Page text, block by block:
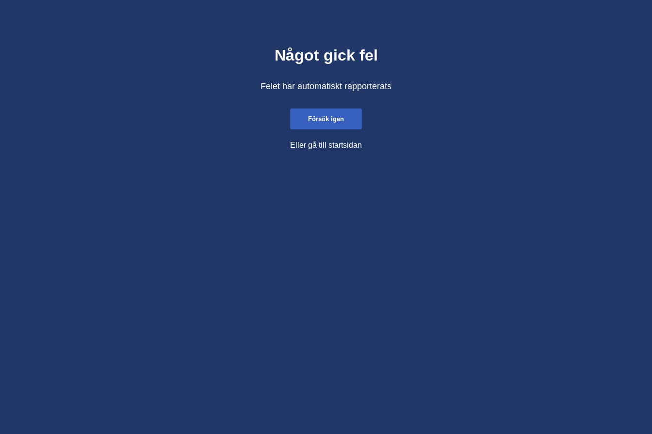
Något gick fel
Felet har automatiskt rapporterats
Försök igen
Eller gå till startsidan